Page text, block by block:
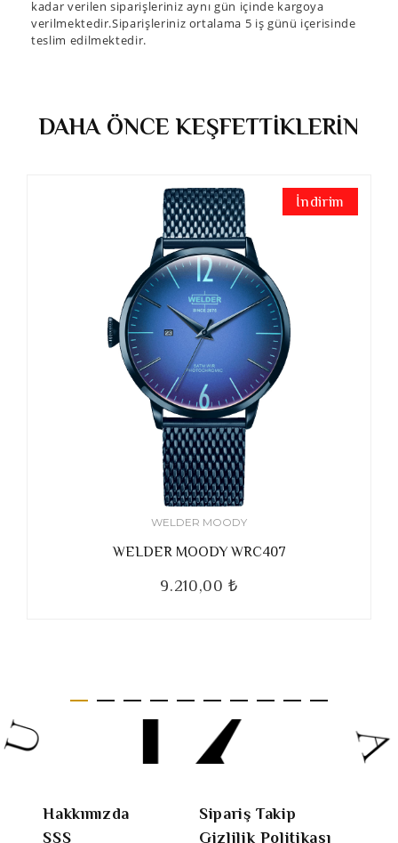
kadar verilen siparişleriniz aynı gün içinde kargoya
verilmektedir.Siparişleriniz ortalama 5 iş günü içerisinde
teslim edilmektedir.
DAHA ÖNCE KEŞFETTİKLERİN
İndirim
WELDER MOODY
WELDER MOODY WRC407
9.210,00 ₺
Hakkımızda
Sipariş Takip
SSS
Gizlilik Politikası